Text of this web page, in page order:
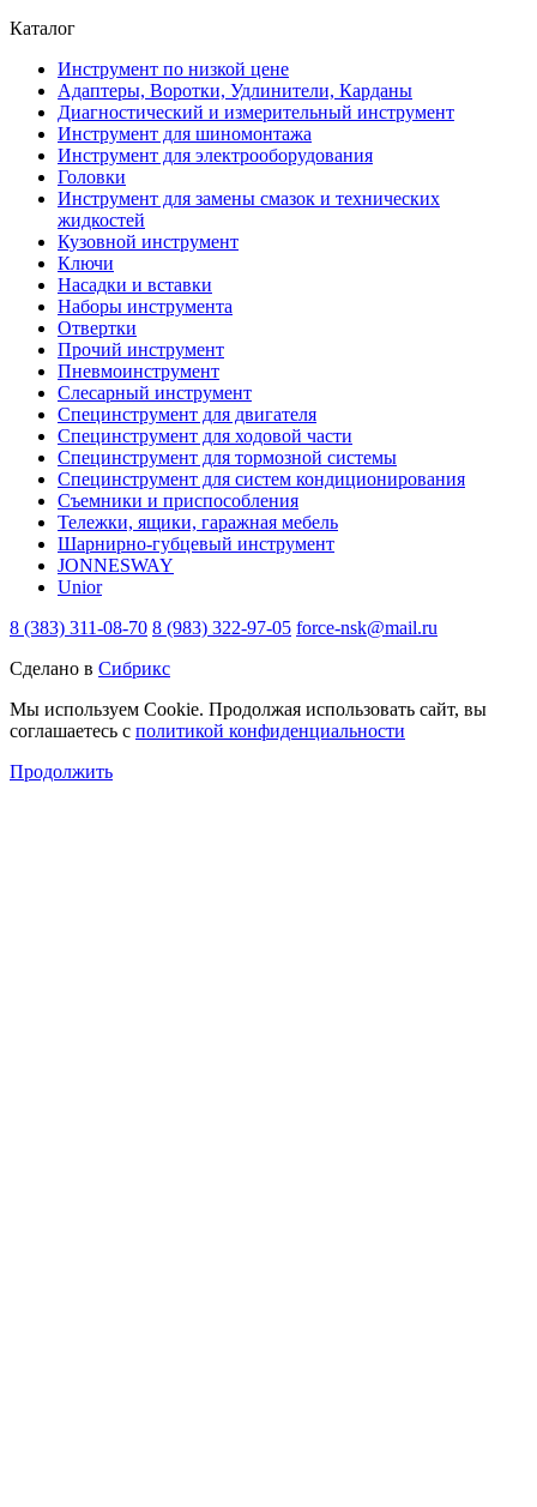
Каталог
Инструмент по низкой цене
Адаптеры, Воротки, Удлинители, Карданы
Диагностический и измерительный инструмент
Инструмент для шиномонтажа
Инструмент для электрооборудования
Головки
Инструмент для замены смазок и технических
жидкостей
Кузовной инструмент
Ключи
Насадки и вставки
Наборы инструмента
Отвертки
Прочий инструмент
Пневмоинструмент
Слесарный инструмент
Специнструмент для двигателя
Специнструмент для ходовой части
Специнструмент для тормозной системы
Специнструмент для систем кондиционирования
Съемники и приспособления
Тележки, ящики, гаражная мебель
Шарнирно-губцевый инструмент
JONNESWAY
Unior
8 (383) 311-08-70 8 (983) 322-97-05 force-nsk@mail.ru
Сделано в Сибрикс
Мы используем Cookie. Продолжая использовать сайт, вы
соглашаетесь с политикой конфиденциальности
Продолжить